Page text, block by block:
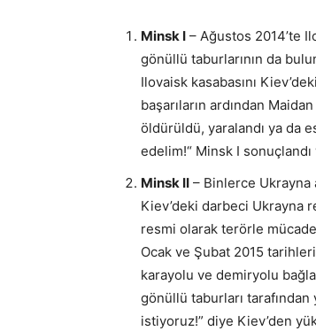
Minsk I – Ağustos 2014’te
gönüllü taburlarının da
Ilovaisk kasabasını
başarıların ardından
öldürüldü, yaralandı ya da
edelim!“ Minsk I
Minsk II – Binlerce Ukrayna
Kiev’deki darbeci Ukrayna
resmi olarak terörle
Ocak ve Şubat 2015
karayolu ve demiryolu
gönüllü taburları tarafından
istiyoruz!” diye Kiev’den